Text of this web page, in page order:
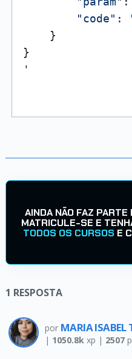
"code" :
    }
}
AINDA NÃO FAZ PARTE
MATRICULE-SE E
TODOS OS CURSOS E
1 RESPOSTA
por MARIA ISABEL
| 1050.8k xp | 2507